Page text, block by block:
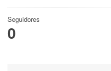
Seguidores
0